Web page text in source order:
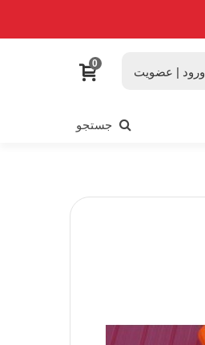
ورود | عضویت
0
جستجو